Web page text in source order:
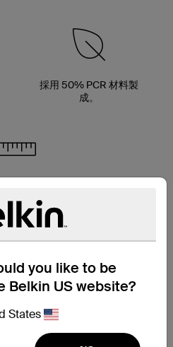
you like to be
Belkin US website?
States
採用 50% PCR 材料製
成。